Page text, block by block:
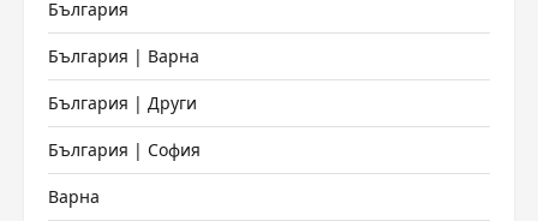
България
България | Варна
България | Други
България | София
Варна